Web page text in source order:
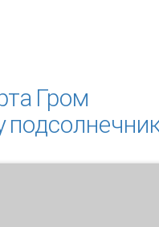
Гром